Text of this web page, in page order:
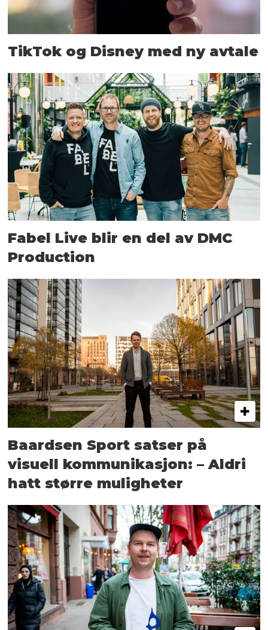
TikTok og Disney med ny avtale
Fabel Live blir en del av DMC
Production
Baardsen Sport satser på
visuell kommunikasjon: – Aldri
hatt større muligheter